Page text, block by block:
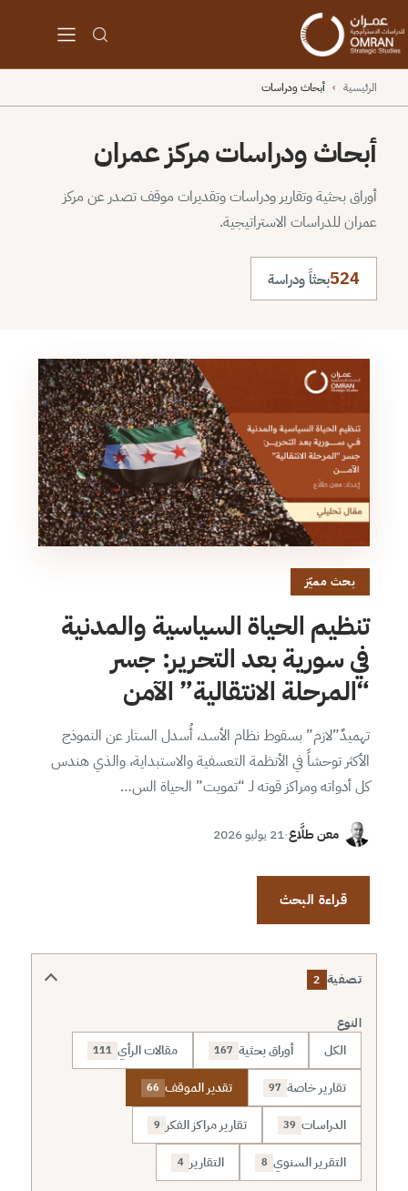
الرئيسية › أبحاث ودراسات
أبحاث ودراسات مركز عمران
أوراق بحثية وتقارير ودراسات وتقديرات موقف تصدر عن مركز
عمران للدراسات الاستراتيجية.
524بحثاً ودراسة
بحث مميّز
تنظيم الحياة السياسية والمدنية
في سورية بعد التحرير: جسر
“المرحلة الانتقالية” الآمن
تهميدٌ”لازم” بسقوط نظام الأسد، أُسدل الستار عن النموذج
الأكثر توحشاً في الأنظمة التعسفية والاستبداية، والذي هندس
كل أدواته ومراكز قوته لـ “تمويت” الحياة الس…
معن طلَّاع·21 يوليو 2026
قراءة البحث
تصفية 2
النوع
الكل أوراق بحثية 167 مقالات الرأي 111
تقارير خاصة 97 تقدير الموقف 66
الدراسات 39 تقارير مراكز الفكر 9
التقرير السنوي 8 التقارير 4